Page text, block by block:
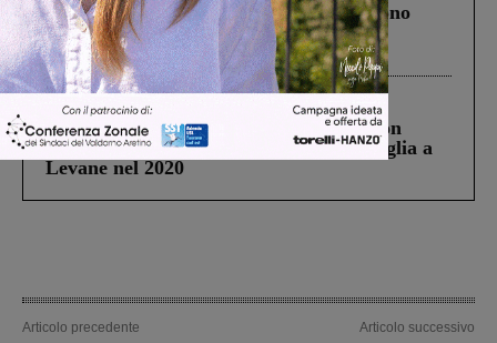
Un anno fa la strage in A1 in cui morirono
Gianni, Giulia e Franco. Lo schianto, il
processo, lo stop ai sorpassi fra tir....
Scomparso da una struttura di Castiglion
Fiorentino l’uomo che aveva ucciso la figlia a
Levane nel 2020
Articolo precedente
Articolo successivo